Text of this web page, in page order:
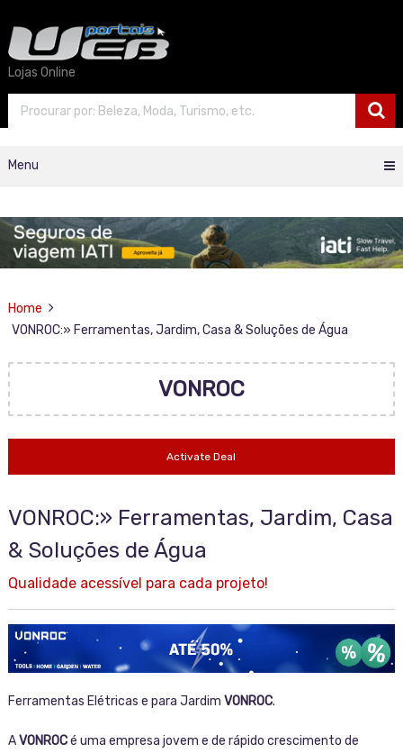
Lojas Online
Menu
Home
VONROC:» Ferramentas, Jardim, Casa & Soluções de Água
VONROC
Activate Deal
VONROC:» Ferramentas, Jardim, Casa
& Soluções de Água
Qualidade acessível para cada projeto!
Ferramentas Elétricas e para Jardim VONROC.
AVONROCé uma empresa jovem e de rápido crescimento de